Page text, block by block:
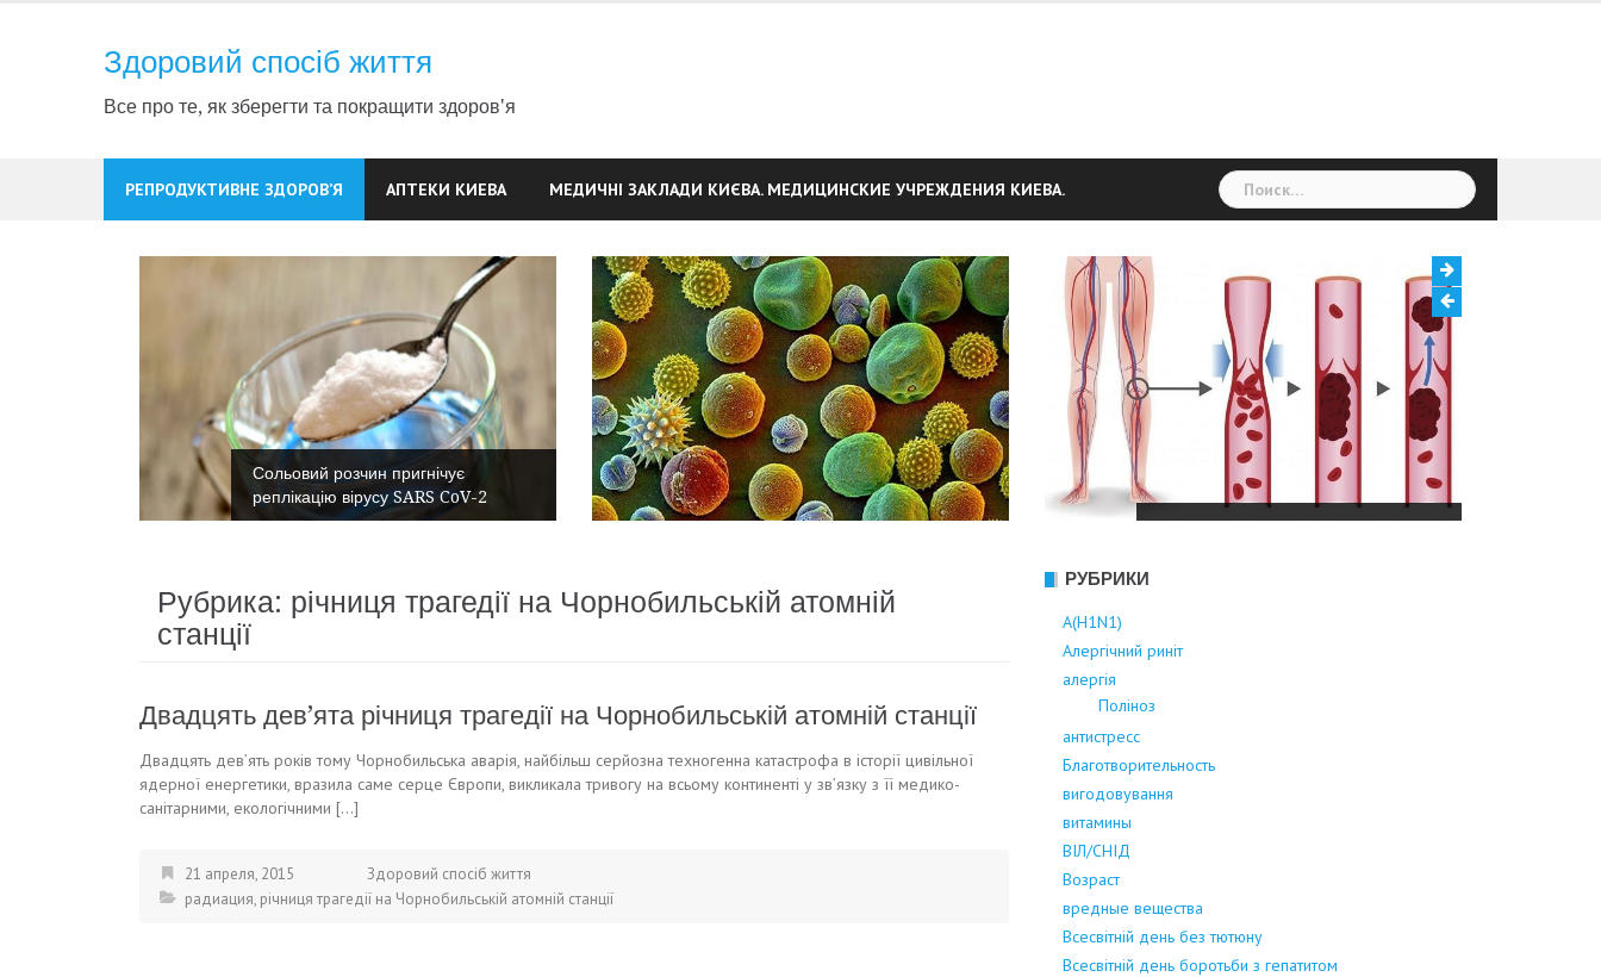
Здоровий спосіб життя
Все про те, як зберегти та покращити здоров'я
РЕПРОДУКТИВНЕ ЗДОРОВ’Я АПТЕКИ КИЕВА МЕДИЧНІ ЗАКЛАДИ КИЄВА. МЕДИЦИНСКИЕ УЧРЕЖДЕНИЯ КИЕВА. Найти:
Сольовий розчин пригнічує
реплікацію вірусу SARS CoV-2
Тромбоз
Рубрика: річниця трагедії на Чорнобильській атомній
станції
Двадцять дев’ята річниця трагедії на Чорнобильській атомній станції
Двадцять дев’ять років тому Чорнобильська аварія, найбільш серйозна техногенна катастрофа в історії цивільної
ядерної енергетики, вразила саме серце Європи, викликала тривогу на всьому континенті у зв’язку з її медико-
санітарними, екологічними […]
21 апреля, 2015
Здоровий спосіб життя
радиация, річниця трагедії на Чорнобильській атомній станції
РУБРИКИ
А(Н1N1)
Алергічний риніт
алергія
Поліноз
антистресс
Благотворительность
вигодовування
витамины
ВІЛ/СНІД
Возраст
вредные вещества
Всесвітній день без тютюну
Всесвітній день боротьби з гепатитом